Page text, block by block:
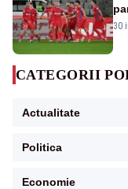
30
CATEGORII
Actualitate
Politica
Economie